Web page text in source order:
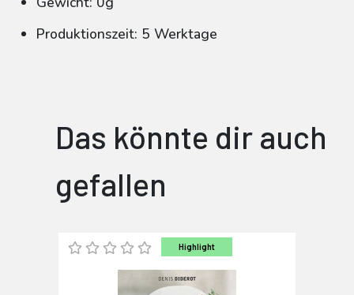
Produktionszeit: 5 Werktage
Das könnte dir auch
gefallen
Highlight